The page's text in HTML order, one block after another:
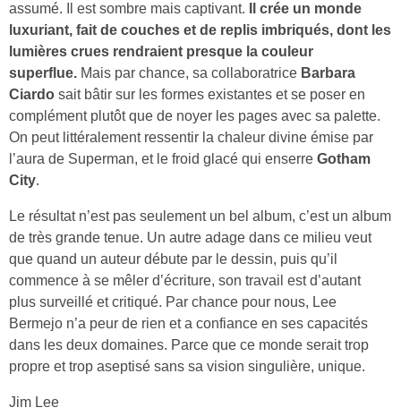
assumé. Il est sombre mais captivant.
Il crée un monde
luxuriant, fait de couches et de replis imbriqués, dont les
lumières crues rendraient presque la couleur
superflue. Mais par chance, sa collaboratrice Barbara
Ciardo sait bâtir sur les formes existantes et se poser en
complément plutôt que de noyer les pages avec sa palette.
On peut littéralement ressentir la chaleur divine émise par
l’aura de Superman, et le froid glacé qui enserre Gotham
City.
Le résultat n’est pas seulement un bel album, c’est un album
de très grande tenue. Un autre adage dans ce milieu veut
que quand un auteur débute par le dessin, puis qu’il
commence à se mêler d’écriture, son travail est d’autant
plus surveillé et critiqué. Par chance pour nous, Lee
Bermejo n’a peur de rien et a confiance en ses capacités
dans les deux domaines. Parce que ce monde serait trop
propre et trop aseptisé sans sa vision singulière, unique.
Jim Lee